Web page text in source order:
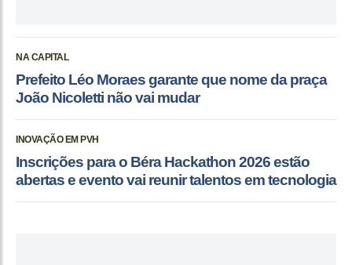
NA CAPITAL
Prefeito Léo Moraes garante que nome da praça
João Nicoletti não vai mudar
INOVAÇÃO EM PVH
Inscrições para o Béra Hackathon 2026 estão
abertas e evento vai reunir talentos em tecnologia